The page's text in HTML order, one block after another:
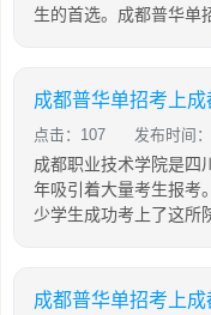
生的首选。成都普华单
成都普华单招考上
点击：107 发布时间
成都职业技术学院是四
年吸引着大量考生报考
少学生成功考上了这所
成都普华单招考上